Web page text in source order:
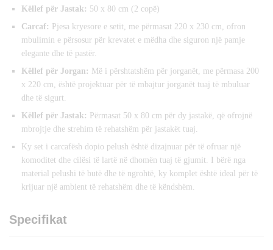
Këllef për Jastak: 50 x 80 cm (2 copë)
Carcaf: Pjesa kryesore e setit, me përmasat 220 x 230 cm, ofron
mbulimin e përsosur për krevatet e mëdha dhe siguron një pamje
elegante dhe të pastër.
Këllef për Jorgan: Më i përshtatshëm për jorganët, me përmasa 200
x 220 cm, është projektuar për të mbajtur jorganët tuaj të mbuluar
dhe të sigurt.
Këllef për Jastak: Përmasat 50 x 80 cm për dy jastakë, që ofrojnë
mbrojtje dhe strehim të rehatshëm për jastakët tuaj.
Ky set i carcafësh dopio pelush është dizajnuar për të ofruar një
komoditet dhe cilësi të lartë në dhomën tuaj të gjumit. I bërë nga
material pelushi të butë dhe të ngrohtë, ky komplet është ideal për të
krijuar një ambient të rehatshëm dhe të këndshëm.
Specifikat